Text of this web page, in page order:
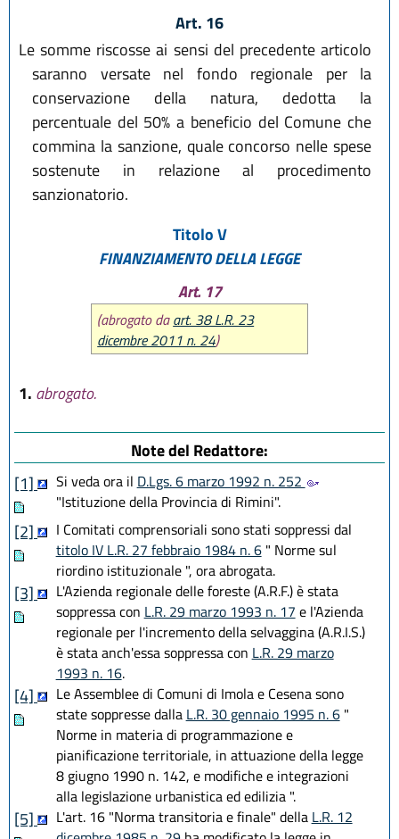
Art. 16
Le somme riscosse ai sensi del precedente articolo
saranno versate nel fondo regionale per la
conservazione della natura, dedotta la
percentuale del 50% a beneficio del Comune che
commina la sanzione, quale concorso nelle spese
sostenute in relazione al procedimento
sanzionatorio.
Titolo V
FINANZIAMENTO DELLA LEGGE
Art. 17
(abrogato daart. 38 L.R. 23
dicembre 2011 n. 24)
1. abrogato.
Note del Redattore:
[1]
Si veda ora il D.Lgs. 6 marzo 1992 n. 252
"Istituzione della Provincia di Rimini".
[2]
I Comitati comprensoriali sono stati soppressi dal
titolo IV L.R. 27 febbraio 1984 n. 6" Norme sul
riordino istituzionale ", ora abrogata.
[3]
L'Azienda regionale delle foreste (A.R.F.) è stata
soppressa con L.R. 29 marzo 1993 n. 17 e l'Azienda
regionale per l'incremento della selvaggina (A.R.I.S.)
è stata anch'essa soppressa con L.R. 29 marzo
1993 n. 16.
[4]
Le Assemblee di Comuni di Imola e Cesena sono
state soppresse dalla L.R. 30 gennaio 1995 n. 6"
Norme in materia di programmazione e
pianificazione territoriale, in attuazione della legge
8 giugno 1990 n. 142, e modifiche e integrazioni
alla legislazione urbanistica ed edilizia ".
[5] L'art. 16 "Norma transitoria e finale" della L.R. 12